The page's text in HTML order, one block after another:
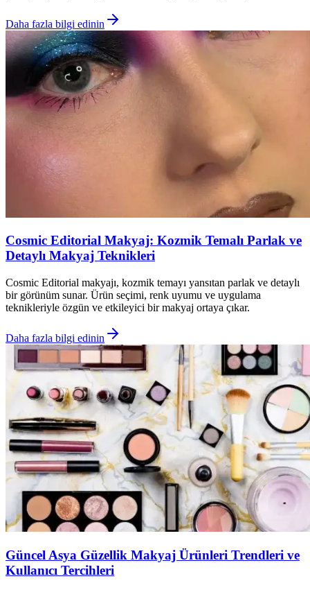
Daha fazla bilgi edinin
Cosmic Editorial Makyaj: Kozmik Temalı Parlak ve
Detaylı Makyaj Teknikleri
Cosmic Editorial makyajı, kozmik temayı yansıtan parlak ve detaylı
bir görünüm sunar. Ürün seçimi, renk uyumu ve uygulama
teknikleriyle özgün ve etkileyici bir makyaj ortaya çıkar.
Daha fazla bilgi edinin
Güncel Asya Güzellik Makyaj Ürünleri Trendleri ve
Kullanıcı Tercihleri